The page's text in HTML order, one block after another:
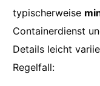
typischerweise
Containerdienst
Details leicht
Regelfall: